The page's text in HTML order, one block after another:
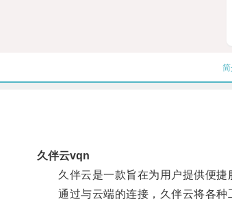
简
久伴云vqn
久伴云是一款旨在为用户提供便捷
通过与云端的连接，久伴云将各种